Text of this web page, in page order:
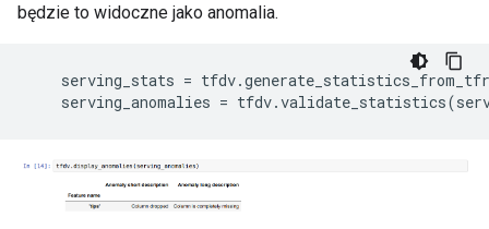
będzie to widoczne jako anomalia.
serving_stats = tfdv.
serving_anomalies = tfdv.validate_statistics(